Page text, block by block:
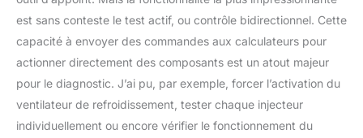
entreprise de réparation
d'atteindre un nouveau
sommet. La mise à jour
continue ne rendra
la compatibilité
obsolètes. 【Mises à jour
est sans conteste le test actif, ou contrôle bidirectionnel. Cette
capacité à envoyer des commandes aux calculateurs pour
actionner directement des composants est un atout majeur
pour le diagnostic. J’ai pu, par exemple, forcer l’activation du
ventilateur de refroidissement, tester chaque injecteur
individuellement ou encore vérifier le fonctionnement du